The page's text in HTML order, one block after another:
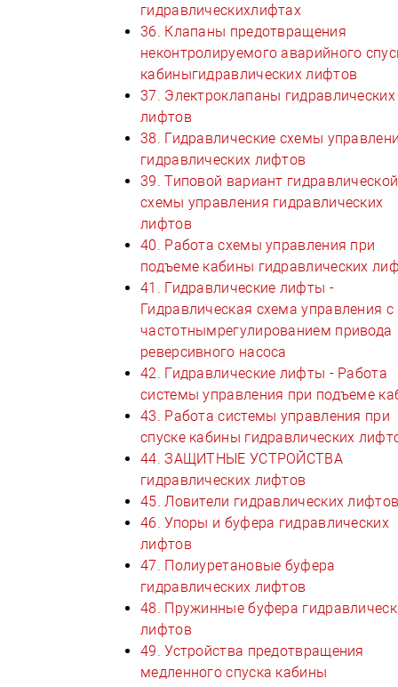
гидравлическихлифтах
36. Клапаны предотвращения
неконтролируемого аварийного
кабиныгидравлических лифтов
37. Электроклапаны гидравлических
лифтов
38. Гидравлические схемы
гидравлических лифтов
39. Типовой вариант гидравлической
схемы управления гидравлических
лифтов
40. Работа схемы управления при
подъеме кабины гидравлических
41. Гидравлические лифты -
Гидравлическая схема управления с
частотнымрегулированием привода
реверсивного насоса
42. Гидравлические лифты - Работа
системы управления при подъеме
43. Работа системы управления при
спуске кабины гидравлических
44. ЗАЩИТНЫЕ УСТРОЙСТВА
гидравлических лифтов
45. Ловители гидравлических лифтов
46. Упоры и буфера гидравлических
лифтов
47. Полиуретановые буфера
гидравлических лифтов
48. Пружинные буфера
лифтов
49. Устройства предотвращения
медленного спуска кабины